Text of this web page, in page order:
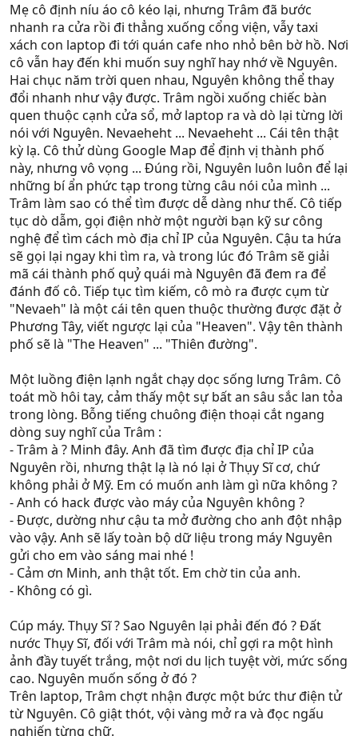
Mẹ cô định níu áo cô kéo lại, nhưng Trâm đã bước
nhanh ra cửa rồi đi thẳng xuống cổng viện, vẫy taxi
xách con laptop đi tới quán cafe nho nhỏ bên bờ hồ. Nơi
cô vẫn hay đến khi muốn suy nghĩ hay nhớ về Nguyên.
Hai chục năm trời quen nhau, Nguyên không thể thay
đổi nhanh như vậy được. Trâm ngồi xuống chiếc bàn
quen thuộc cạnh cửa sổ, mở laptop ra và dò lại từng lời
nói với Nguyên. Nevaeheht ... Nevaeheht ... Cái tên thật
kỳ lạ. Cô thử dùng Google Map để định vị thành phố
này, nhưng vô vọng ... Đúng rồi, Nguyên luôn luôn để lại
những bí ẩn phức tạp trong từng câu nói của mình ...
Trâm làm sao có thể tìm được dễ dàng như thế. Cô tiếp
tục dò dẫm, gọi điện nhờ một người bạn kỹ sư công
nghệ để tìm cách mò địa chỉ IP của Nguyên. Cậu ta hứa
sẽ gọi lại ngay khi tìm ra, và trong lúc đó Trâm sẽ giải
mã cái thành phố quỷ quái mà Nguyên đã đem ra để
đánh đố cô. Tiếp tục tìm kiếm, cô mò ra được cụm từ
"Nevaeh" là một cái tên quen thuộc thường được đặt ở
Phương Tây, viết ngược lại của "Heaven". Vậy tên thành
phố sẽ là "The Heaven" ... "Thiên đường".
Một luồng điện lạnh ngắt chạy dọc sống lưng Trâm. Cô
toát mồ hôi tay, cảm thấy một sự bất an sâu sắc lan tỏa
trong lòng. Bỗng tiếng chuông điện thoại cắt ngang
dòng suy nghĩ của Trâm :
- Trâm à ? Minh đây. Anh đã tìm được địa chỉ IP của
Nguyên rồi, nhưng thật lạ là nó lại ở Thụy Sĩ cơ, chứ
không phải ở Mỹ. Em có muốn anh làm gì nữa không ?
- Anh có hack được vào máy của Nguyên không ?
- Được, dường như cậu ta mở đường cho anh đột nhập
vào vậy. Anh sẽ lấy toàn bộ dữ liệu trong máy Nguyên
gửi cho em vào sáng mai nhé !
- Cảm ơn Minh, anh thật tốt. Em chờ tin của anh.
- Không có gì.
Cúp máy. Thụy Sĩ ? Sao Nguyên lại phải đến đó ? Đất
nước Thụy Sĩ, đối với Trâm mà nói, chỉ gợi ra một hình
ảnh đầy tuyết trắng, một nơi du lịch tuyệt vời, mức sống
cao. Nguyên muốn sống ở đó ?
Trên laptop, Trâm chợt nhận được một bức thư điện tử
từ Nguyên. Cô giật thót, vội vàng mở ra và đọc ngấu
nghiến từng chữ.